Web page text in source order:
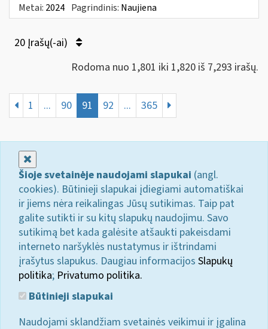
Metai: 2024 Pagrindinis: Naujiena
20 Įrašų(-ai)
Rodoma nuo 1,801 iki 1,820 iš 7,293 irašų.
1 ... 90 91 92 ... 365
Šioje svetainėje naudojami slapukai (angl.
cookies). Būtinieji slapukai įdiegiami automatiškai
ir jiems nėra reikalingas Jūsų sutikimas. Taip pat
galite sutikti ir su kitų slapukų naudojimu. Savo
sutikimą bet kada galėsite atšaukti pakeisdami
interneto naršyklės nustatymus ir ištrindami
įrašytus slapukus. Daugiau informacijos Slapukų
politika; Privatumo politika.
Būtinieji slapukai
Naudojami sklandžiam svetainės veikimui ir įgalina